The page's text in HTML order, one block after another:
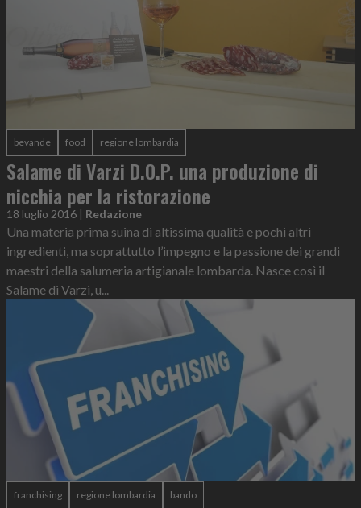
bevande food regione lombardia
Salame di Varzi D.O.P. una produzione di
nicchia per la ristorazione
18 luglio 2016 | Redazione
Una materia prima suina di altissima qualità e pochi altri
ingredienti, ma soprattutto l’impegno e la passione dei grandi
maestri della salumeria artigianale lombarda. Nasce così il
Salame di Varzi, u...
franchising regione lombardia bando